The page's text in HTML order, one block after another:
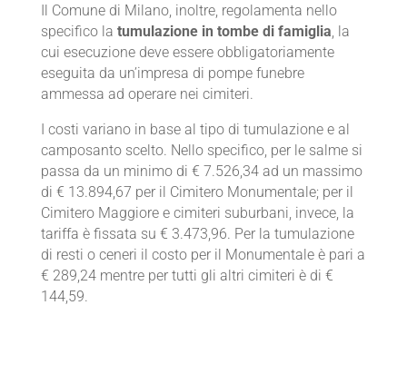
Il Comune di Milano, inoltre, regolamenta nello
specifico la tumulazione in tombe di famiglia , la
cui esecuzione deve essere obbligatoriamente
eseguita da un’impresa di pompe funebre
ammessa ad operare nei cimiteri.
I costi variano in base al tipo di tumulazione e al
camposanto scelto. Nello specifico, per le salme si
passa da un minimo di € 7.526,34 ad un massimo
di € 13.894,67 per il Cimitero Monumentale; per il
Cimitero Maggiore e cimiteri suburbani, invece, la
tariffa è fissata su € 3.473,96. Per la tumulazione
di resti o ceneri il costo per il Monumentale è pari a
€ 289,24 mentre per tutti gli altri cimiteri è di €
144,59.